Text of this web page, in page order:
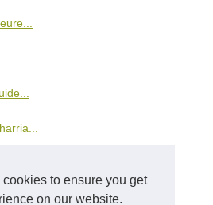
to ensure you get
on our website.